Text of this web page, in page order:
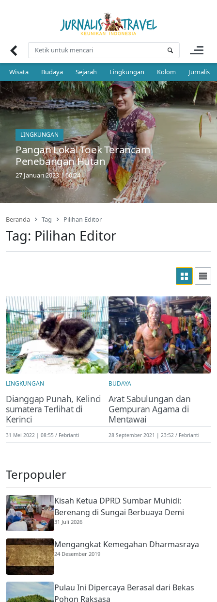
Wisata Budaya Sejarah Lingkungan Kolom Jurnalis
LINGKUNGAN
Pangan Lokal Toek Terancam
Penebangan Hutan
27 Januari 2023 | 00:24
Beranda Tag Pilihan Editor
Tag: Pilihan Editor
LINGKUNGAN
Dianggap Punah, Kelinci
sumatera Terlihat di
Kerinci
31 Mei 2022 | 08:55 Febrianti
BUDAYA
Arat Sabulungan dan
Gempuran Agama di
Mentawai
28 September 2021 | 23:52 Febrianti
Terpopuler
Kisah Ketua DPRD Sumbar Muhidi:
Berenang di Sungai Berbuaya Demi
Membantu Ekonomi Orang Tua
31 Juli 2026
Mengangkat Kemegahan Dharmasraya
24 Desember 2019
Pulau Ini Dipercaya Berasal dari Bekas
Pohon Raksasa